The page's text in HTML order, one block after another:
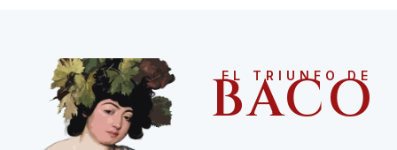
EL TRIUNFO DE
BACO